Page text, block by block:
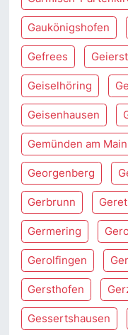
Gaukönigshofen
Gefrees
Geiselhöring
Geisenhausen
Gemünden am Main
Georgenberg
Gerbrunn
Germering
Gerolfingen
Gersthofen
Gessertshausen